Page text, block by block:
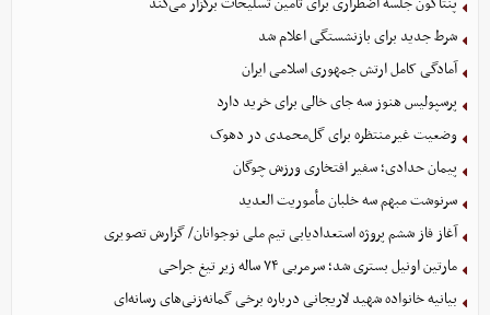
شرط جدید برای بازنشستگی اعلام شد
آمادگی کامل ارتش جمهوری اسلامی ایران
پرسپولیس هنوز سه جای خالی برای خرید دارد
وضعیت غیرمنتظره برای گل‌محمدی در دهوک
پیمان حدادی؛ سفیر افتخاری ورزش چوگان
سرنوشت مبهم سه خلبان مأموریت العدید
آغاز فاز ششم پروژه استعدادیابی تیم ملی نوجوانان/ گزارش تصویری
مارتین اونیل بستری شد؛ سرمربی ۷۴ ساله زیر تیغ جراحی
بیانیه خانواده شهید لاریجانی درباره برخی گمانه‌زنی‌های رسانه‌ای